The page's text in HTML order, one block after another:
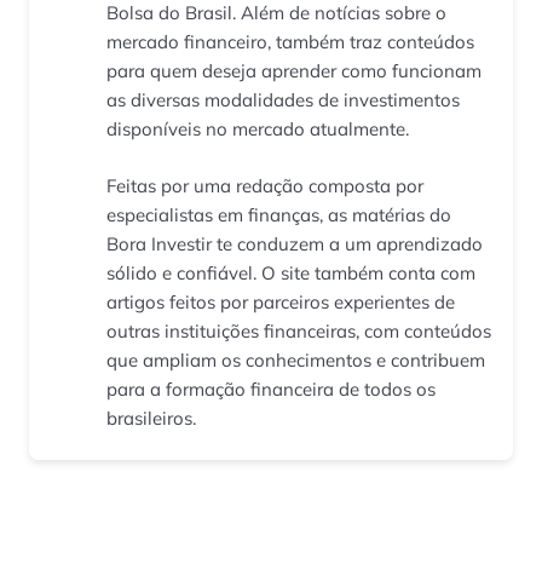
Bolsa do Brasil. Além de notícias sobre o
mercado financeiro, também traz conteúdos
para quem deseja aprender como funcionam
as diversas modalidades de investimentos
disponíveis no mercado atualmente.
Feitas por uma redação composta por
especialistas em finanças, as matérias do
Bora Investir te conduzem a um aprendizado
sólido e confiável. O site também conta com
artigos feitos por parceiros experientes de
outras instituições financeiras, com conteúdos
que ampliam os conhecimentos e contribuem
para a formação financeira de todos os
brasileiros.